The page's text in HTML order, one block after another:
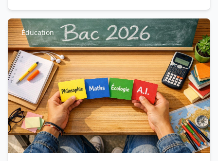
Éducation